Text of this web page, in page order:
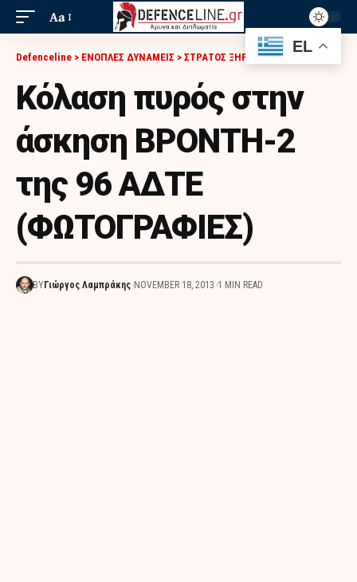
Aa
Defenceline > ΕΝΟΠΛΕΣ ΔΥΝΑΜΕΙΣ > ΣΤΡΑΤΟΣ ΞΗΡΑΣ>ΚΌΛΑΣΗ ΠΥΡΌΣ ΣΤΗΝ ΆΣΚΗΣΗ ΒΡΟΝΤΗ-2 ΤΗΣ 96 ΑΔΤΕ (ΦΩΤΟΓΡΑΦΙΕΣ)
Κόλαση πυρός στην
άσκηση ΒΡΟΝΤΗ-2
της 96 ΑΔΤΕ
(ΦΩΤΟΓΡΑΦΙΕΣ)
BY Γιώργος Λαμπράκης NOVEMBER 18, 2013 1 MIN READ
EL